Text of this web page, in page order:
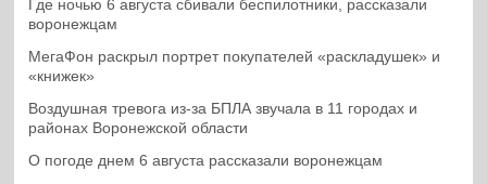
Где ночью 6 августа сбивали беспилотники, рассказали
воронежцам
МегаФон раскрыл портрет покупателей «раскладушек» и
«книжек»
Воздушная тревога из-за БПЛА звучала в 11 городах и
районах Воронежской области
О погоде днем 6 августа рассказали воронежцам